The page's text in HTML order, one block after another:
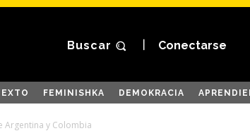
Buscar Conectarse
FEMINISHKA DEMOKRACIA
Argentina y Colombia